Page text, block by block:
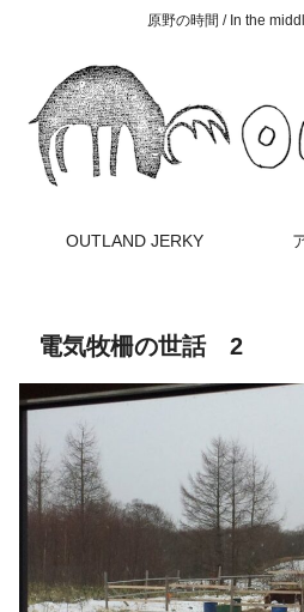
原野の時間 / In the
OUTLAND JERKY
電気牧柵の世話 2